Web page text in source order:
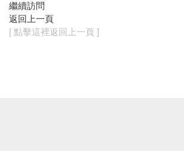
繼續訪問
返回上一頁
[ 點擊這裡返回上一頁 ]